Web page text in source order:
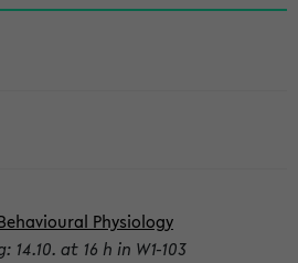
Physiology
at 16 h in W1-103